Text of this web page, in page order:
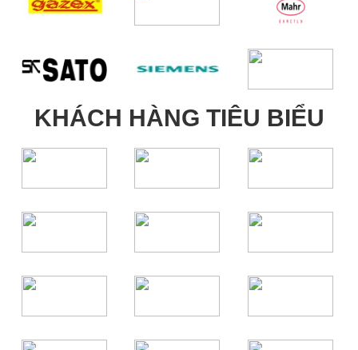
KHÁCH HÀNG TIÊU BIỂU